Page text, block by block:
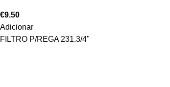
€9.50
Adicionar
FILTRO P/REGA 231.3/4"